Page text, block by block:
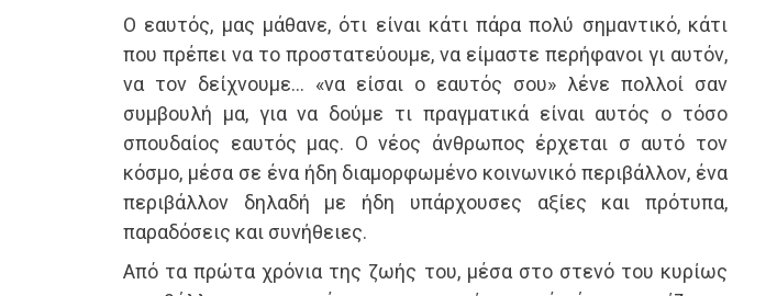
Ο εαυτός, μας μάθανε, ότι είναι κάτι πάρα πολύ σημαντικό, κάτι
που πρέπει να το προστατεύουμε, να είμαστε περήφανοι γι αυτόν,
να τον δείχνουμε… «να είσαι ο εαυτός σου» λένε πολλοί σαν
συμβουλή μα, για να δούμε τι πραγματικά είναι αυτός ο τόσο
σπουδαίος εαυτός μας. Ο νέος άνθρωπος έρχεται σ αυτό τον
κόσμο, μέσα σε ένα ήδη διαμορφωμένο κοινωνικό περιβάλλον, ένα
περιβάλλον δηλαδή με ήδη υπάρχουσες αξίες και πρότυπα,
παραδόσεις και συνήθειες.
Από τα πρώτα χρόνια της ζωής του, μέσα στο στενό του κυρίως